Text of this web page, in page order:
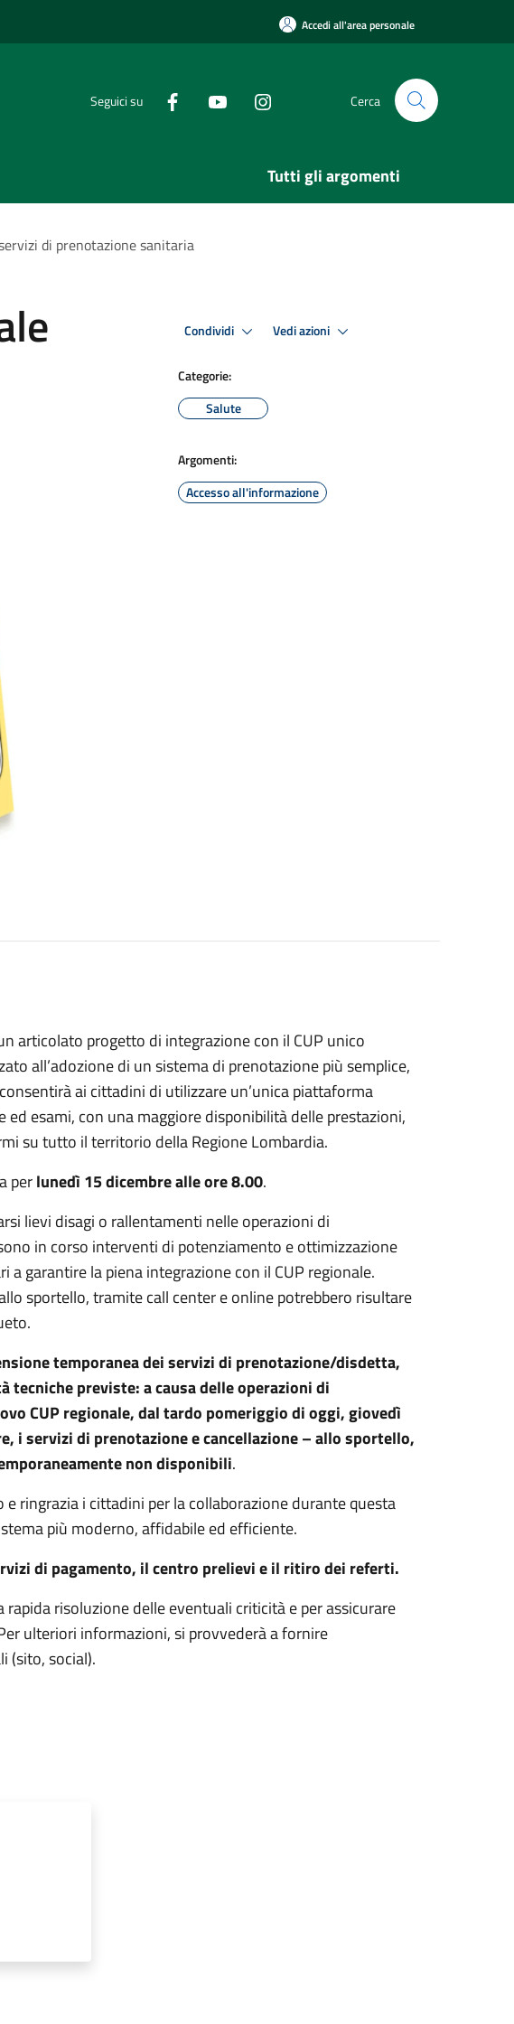
Accedi all'area personale
Seguici su Cerca
Tutti gli argomenti
di prenotazione sanitaria
Condividi Vedi azioni
Categorie:
Salute
Argomenti:
Accesso all'informazione
articolato progetto di integrazione con il CUP unico
all’adozione di un sistema di prenotazione più semplice,
ai cittadini di utilizzare un’unica piattaforma
esami, con una maggiore disponibilità delle prestazioni,
su tutto il territorio della Regione Lombardia.
perlunedì 15 dicembre alle ore 8.00.
lievi disagi o rallentamenti nelle operazioni di
in corso interventi di potenziamento e ottimizzazione
garantire la piena integrazione con il CUP regionale.
sportello, tramite call center e online potrebbero risultare
temporanea dei servizi di prenotazione/disdetta,
previste: a causa delle operazioni di
CUP regionale, dal tardo pomeriggio di oggi, giovedì
i servizi di prenotazione e cancellazione – allo sportello,
non disponibili.
e ringrazia i cittadini per la collaborazione durante questa
più moderno, affidabile ed efficiente.
di pagamento, il centro prelievi e il ritiro dei referti.
rapida risoluzione delle eventuali criticità e per assicurare
ulteriori informazioni, si provvederà a fornire
(sito, social).